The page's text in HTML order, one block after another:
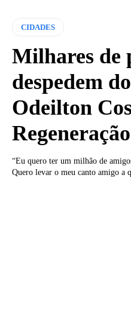
CIDADES
Milhares de
despedem
Odeilton
“Eu quero ter um milhão de
Quero levar o meu canto amigo a